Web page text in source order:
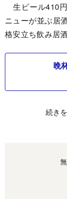
生ビール410
ニューが並ぶ居
格安立ち飲み居
晩
続き